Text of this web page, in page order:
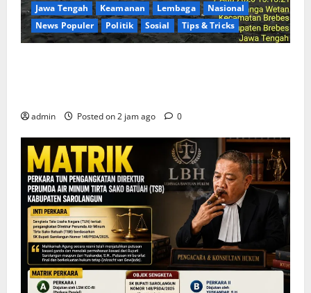
Jawa Tengah
Keamanan Lembaga
Nasional
News Populer
Politik Sosial Tips & Tricks
admin Posted on 2 jam ago 0